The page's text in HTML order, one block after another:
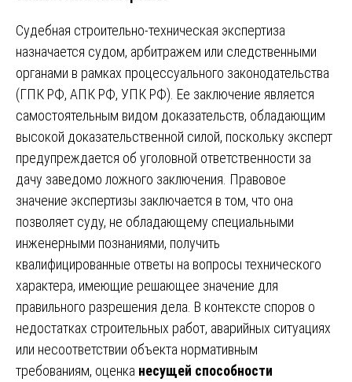
Судебная строительно-техническая экспертиза
назначается судом, арбитражем или следственными
органами в рамках процессуального законодательства
(ГПК РФ, АПК РФ, УПК РФ). Ее заключение является
самостоятельным видом доказательств, обладающим
высокой доказательственной силой, поскольку эксперт
предупреждается об уголовной ответственности за
дачу заведомо ложного заключения. Правовое
значение экспертизы заключается в том, что она
позволяет суду, не обладающему специальными
инженерными познаниями, получить
квалифицированные ответы на вопросы технического
характера, имеющие решающее значение для
правильного разрешения дела. В контексте споров о
недостатках строительных работ, аварийных ситуациях
или несоответствии объекта нормативным
требованиям, оценка несущей способности